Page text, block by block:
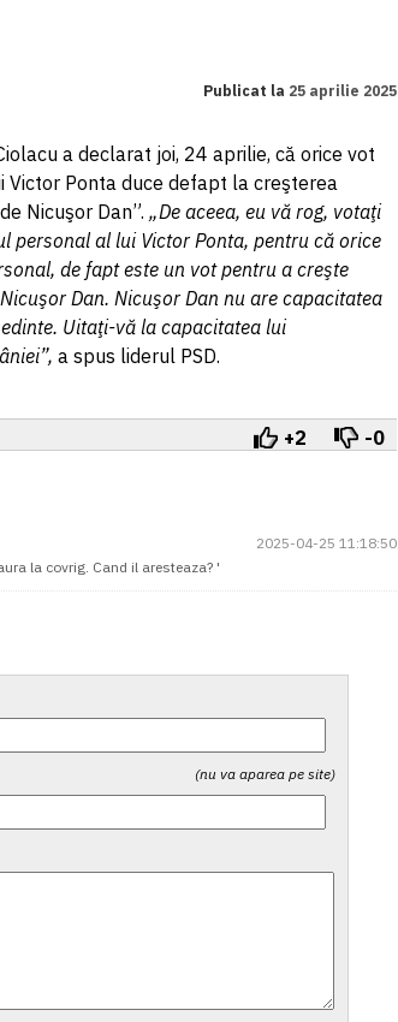
1 MDL= 0.2538 RON
1 MXN= 0.2227 RON
1 NOK
= 0.4191 RON
1 NZD
= 2.6097 RON
1 PLN= 1.1646 RON
1 RSD= 0.0425 RON
1 RUB= 0.0530 RON
1 SEK
= 0.4526 RON
1 TRY= 0.1141 RON
1 UAH= 0.1048 RON
Publicat la 25 aprilie 2025
a declarat joi, 24 aprilie, că orice vot
Victor Ponta duce defapt la creşterea
Nicuşor Dan”. „De aceea, eu vă rog, votaţi
personal al lui Victor Ponta, pentru că orice
de fapt este un vot pentru a creşte
Dan. Nicuşor Dan nu are capacitatea
Uitaţi-vă la capacitatea lui
a spus liderul PSD.
+2 -0
2025-04-25 11:18:50
la covrig. Cand il aresteaza? '
(nu va aparea pe site)